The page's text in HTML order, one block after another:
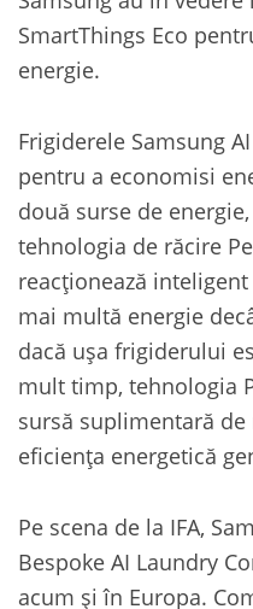
SmartThings Eco
energie.
Frigiderele Samsung
pentru a economisi
două surse de
tehnologia de răcire
reacționează
mai multă energie
dacă ușa frigiderului
mult timp, tehnologia
sursă suplimentară
eficiența energetică
Pe scena de la IFA,
Bespoke AI Laundry
acum și în Europa.